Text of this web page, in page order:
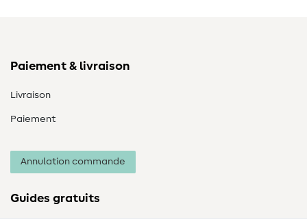
Paiement & livraison
Livraison
Paiement
Annulation commande
Guides gratuits